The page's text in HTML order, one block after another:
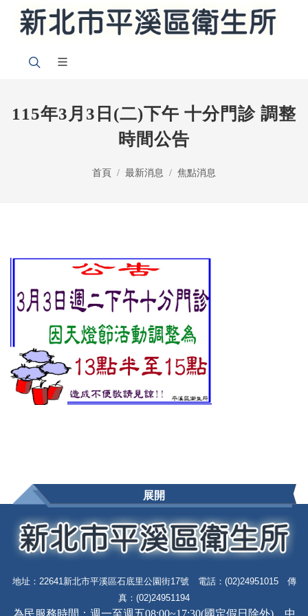
115年3月3日(二)下午 十分門診 調整
時間公告
首頁 最新消息 焦點消息
展開
地址：22641新北市平溪區石底里公園街17號 電話：(02)24951015 傳
真：(02)24951194
為民服務時間：週一至週五08:00~17:30(國定假日除外)，中